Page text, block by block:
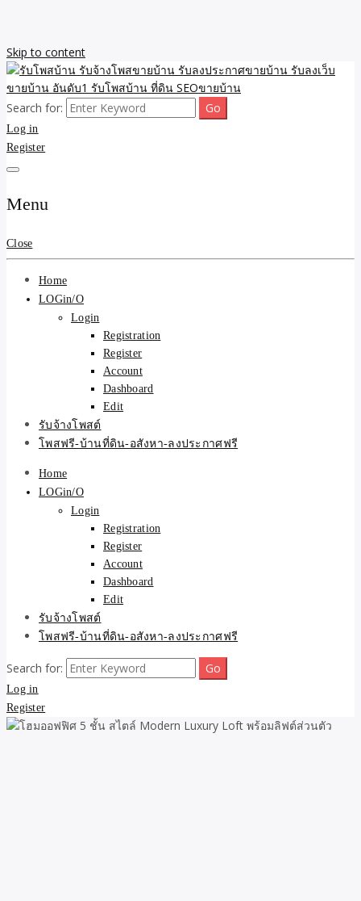
Skip to content
รับโพสบ้าน รับจ้างโพสขาย
บ้าน รับลงประกาศขายบ้าน
รับลงเว็บขายบ้าน อันดับ1
รับโพสบ้าน ที่ดิน SEOขาย
บ้าน
รับจ้างโพสขายบ้าน รับลงเว็บขายบ้าน รับโพสบ้าน รับลงประกาศขาย
บ้าน โพสบ้าน ขายที่ดิน SEO อสังหา ราคาถูก รับลงขายบ้าน
Search for:
Log in
Register
Menu
Close
Home
LOGin/O
Login
Registration
Register
Account
Dashboard
Edit
รับจ้างโพสต์
โพสฟรี-บ้านที่ดิน-อสังหา-ลงประกาศฟรี
Home
LOGin/O
Login
Registration
Register
Account
Dashboard
Edit
รับจ้างโพสต์
โพสฟรี-บ้านที่ดิน-อสังหา-ลงประกาศฟรี
Search for:
Log in
Register